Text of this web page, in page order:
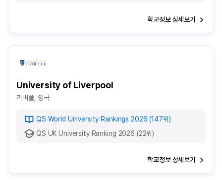
학교정보 상세보기
University of Liverpool
리버풀, 영국
QS World University Rankings 2026 (147위)
QS UK University Ranking 2026 (22위)
학교정보 상세보기